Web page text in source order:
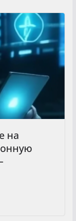
на